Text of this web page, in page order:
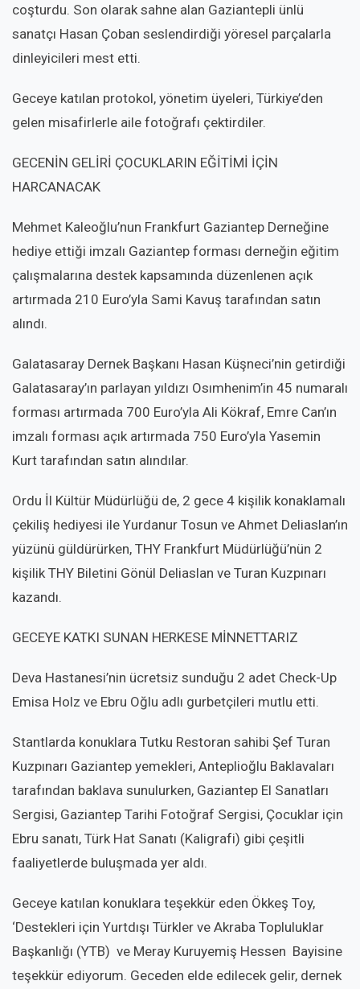
coşturdu. Son olarak sahne alan Gaziantepli ünlü
sanatçı Hasan Çoban seslendirdiği yöresel parçalarla
dinleyicileri mest etti.
Geceye katılan protokol, yönetim üyeleri, Türkiye’den
gelen misafirlerle aile fotoğrafı çektirdiler.
GECENİN GELİRİ ÇOCUKLARIN EĞİTİMİ İÇİN
HARCANACAK
Mehmet Kaleoğlu’nun Frankfurt Gaziantep Derneğine
hediye ettiği imzalı Gaziantep forması derneğin eğitim
çalışmalarına destek kapsamında düzenlenen açık
artırmada 210 Euro’yla Sami Kavuş tarafından satın
alındı.
Galatasaray Dernek Başkanı Hasan Küşneci’nin getirdiği
Galatasaray’ın parlayan yıldızı Osımhenim’in 45 numaralı
forması artırmada 700 Euro’yla Ali Kökraf, Emre Can’ın
imzalı forması açık artırmada 750 Euro’yla Yasemin
Kurt tarafından satın alındılar.
Ordu İl Kültür Müdürlüğü de, 2 gece 4 kişilik konaklamalı
çekiliş hediyesi ile Yurdanur Tosun ve Ahmet Deliaslan’ın
yüzünü güldürürken, THY Frankfurt Müdürlüğü’nün 2
kişilik THY Biletini Gönül Deliaslan ve Turan Kuzpınarı
kazandı.
GECEYE KATKI SUNAN HERKESE MİNNETTARIZ
Deva Hastanesi’nin ücretsiz sunduğu 2 adet Check-Up
Emisa Holz ve Ebru Oğlu adlı gurbetçileri mutlu etti.
Stantlarda konuklara Tutku Restoran sahibi Şef Turan
Kuzpınarı Gaziantep yemekleri, Anteplioğlu Baklavaları
tarafından baklava sunulurken, Gaziantep El Sanatları
Sergisi, Gaziantep Tarihi Fotoğraf Sergisi, Çocuklar için
Ebru sanatı, Türk Hat Sanatı (Kaligrafi) gibi çeşitli
faaliyetlerde buluşmada yer aldı.
Geceye katılan konuklara teşekkür eden Ökkeş Toy,
‘Destekleri için Yurtdışı Türkler ve Akraba Topluluklar
Başkanlığı (YTB) ve Meray Kuruyemiş Hessen Bayisine
teşekkür ediyorum. Geceden elde edilecek gelir, dernek